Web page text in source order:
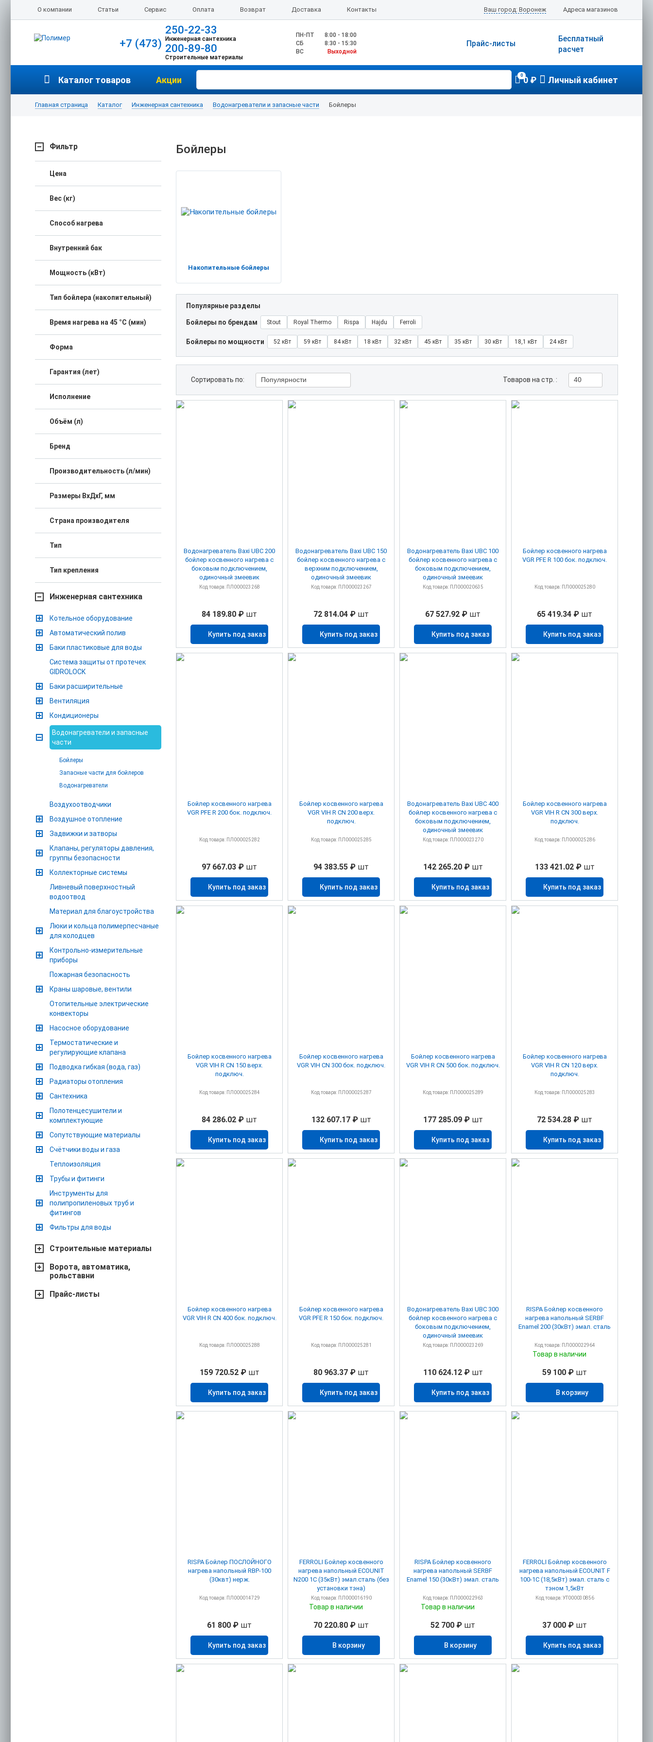
О компании Статьи Сервис Оплата Возврат Доставка Контакты Адреса магазинов
Ваш город: Воронеж
+7 (473)
250-22-33
Инженерная сантехника
200-89-80
Строительные материалы
ПН-ПТ
8:00 - 18:00
CБ
8:30 - 15:30
ВС
Выходной
Бесплатный
расчет
Прайс-листы
Каталог товаров Акции 00 ₽ Личный кабинет
Главная страница Каталог Инженерная сантехника Водонагреватели и запасные части Бойлеры
Фильтр
Цена
Вес (кг)
Способ нагрева
Внутренний бак
Мощность (кВт)
Тип бойлера (накопительный)
Время нагрева на 45 °C (мин)
Форма
Гарантия (лет)
Исполнение
Объём (л)
Бренд
Производительность (л/мин)
Размеры ВхДхГ, мм
Страна производителя
Тип
Тип крепления
Инженерная сантехника
Котельное оборудование
Автоматический полив
Баки пластиковые для воды
Система защиты от протечек
GIDROLOCK
Баки расширительные
Вентиляция
Кондиционеры
Водонагреватели и запасные
части
Бойлеры
Запасные части для бойлеров
Водонагреватели
Воздухоотводчики
Воздушное отопление
Задвижки и затворы
Клапаны, регуляторы давления,
группы безопасности
Коллекторные системы
Ливневый поверхностный
водоотвод
Материал для благоустройства
Люки и кольца полимерпесчаные
для колодцев
Контрольно-измерительные
приборы
Пожарная безопасность
Краны шаровые, вентили
Отопительные электрические
конвекторы
Насосное оборудование
Термостатические и
регулирующие клапана
Подводка гибкая (вода, газ)
Радиаторы отопления
Сантехника
Полотенцесушители и
комплектующие
Сопутствующие материалы
Счётчики воды и газа
Теплоизоляция
Трубы и фитинги
Инструменты для
полипропиленовых труб и
фитингов
Фильтры для воды
Строительные материалы
Ворота, автоматика,
рольставни
Прайс-листы
Бойлеры
Накопительные бойлеры
Популярные разделы
Бойлеры по брендам Stout Royal Thermo Rispa Hajdu Ferroli
Бойлеры по мощности 52 кВт 59 кВт 84 кВт 18 кВт 32 кВт 45 кВт 35 кВт 30 кВт 18,1 кВт 24 кВт
Сортировать по: Популярности Товаров на стр. : 40
Водонагреватель Baxi UBC 200
бойлер косвенного нагрева с
боковым подключением,
одиночный змеевик
Код товара: ПЛ000023268
84 189.80 ₽ шт
Купить под заказ
Водонагреватель Baxi UBC 150
бойлер косвенного нагрева с
верхним подключением,
одиночный змеевик
Код товара: ПЛ000023267
72 814.04 ₽ шт
Купить под заказ
Водонагреватель Baxi UBC 100
бойлер косвенного нагрева с
боковым подключением,
одиночный змеевик
Код товара: ПЛ000020635
67 527.92 ₽ шт
Купить под заказ
Бойлер косвенного нагрева
VGR PFE R 100 бок. подключ.
Код товара: ПЛ000025280
65 419.34 ₽ шт
Купить под заказ
Бойлер косвенного нагрева
VGR PFE R 200 бок. подключ.
Код товара: ПЛ000025282
97 667.03 ₽ шт
Купить под заказ
Бойлер косвенного нагрева
VGR VIH R CN 200 верх.
подключ.
Код товара: ПЛ000025285
94 383.55 ₽ шт
Купить под заказ
Водонагреватель Baxi UBC 400
бойлер косвенного нагрева с
боковым подключением,
одиночный змеевик
Код товара: ПЛ000023270
142 265.20 ₽шт
Купить под заказ
Бойлер косвенного нагрева
VGR VIH R CN 300 верх.
подключ.
Код товара: ПЛ000025286
133 421.02 ₽шт
Купить под заказ
Бойлер косвенного нагрева
VGR VIH R CN 150 верх.
подключ.
Код товара: ПЛ000025284
84 286.02 ₽ шт
Купить под заказ
Бойлер косвенного нагрева
VGR VIH CN 300 бок. подключ.
Код товара: ПЛ000025287
132 607.17 ₽шт
Купить под заказ
Бойлер косвенного нагрева
VGR VIH R CN 500 бок. подключ.
Код товара: ПЛ000025289
177 285.09 ₽шт
Купить под заказ
Бойлер косвенного нагрева
VGR VIH R CN 120 верх.
подключ.
Код товара: ПЛ000025283
72 534.28 ₽ шт
Купить под заказ
Бойлер косвенного нагрева
VGR VIH R CN 400 бок. подключ.
Код товара: ПЛ000025288
159 720.52 ₽шт
Купить под заказ
Бойлер косвенного нагрева
VGR PFE R 150 бок. подключ.
Код товара: ПЛ000025281
80 963.37 ₽ шт
Купить под заказ
Водонагреватель Baxi UBC 300
бойлер косвенного нагрева с
боковым подключением,
одиночный змеевик
Код товара: ПЛ000023269
110 624.12 ₽шт
Купить под заказ
RISPA Бойлер косвенного
нагрева напольный SERBF
Enamel 200 (30кВт) эмал. сталь
Код товара: ПЛ000022964
Товар в наличии
59 100 ₽ шт
В корзину
RISPA Бойлер ПОСЛОЙНОГО
нагрева напольный RBP-100
(30квт) нерж.
Код товара: ПЛ000014729
61 800 ₽ шт
Купить под заказ
FERROLI Бойлер косвенного
нагрева напольный ECOUNIT
N200 1С (35кВт) эмал.сталь (без
установки тэна)
Код товара: ПЛ000016190
Товар в наличии
70 220.80 ₽ шт
В корзину
RISPA Бойлер косвенного
нагрева напольный SERBF
Enamel 150 (30кВт) эмал. сталь
Код товара: ПЛ000022963
Товар в наличии
52 700 ₽ шт
В корзину
FERROLI Бойлер косвенного
нагрева напольный ECOUNIT F
100-1C (18,5кВт) эмал. сталь с
тэном 1,5кВт
Код товара: УТ000030856
37 000 ₽ шт
Купить под заказ